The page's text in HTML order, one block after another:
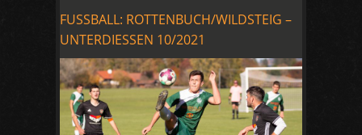
FUSSBALL: ROTTENBUCH/WILDSTEIG –
UNTERDIESSEN 10/2021